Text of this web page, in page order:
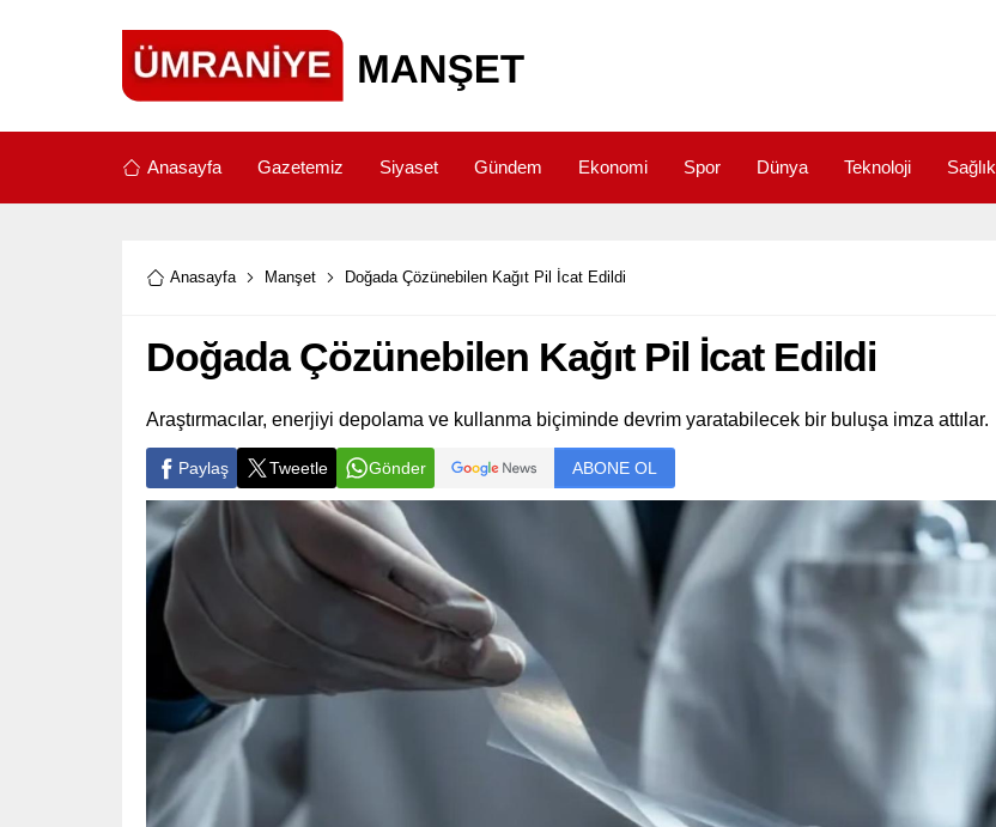
Anasayfa Gazetemiz Siyaset Gündem Ekonomi Spor Dünya Teknoloji Sağlık
Anasayfa Manşet Doğada Çözünebilen Kağıt Pil İcat Edildi
Doğada Çözünebilen Kağıt Pil İcat Edildi
Araştırmacılar, enerjiyi depolama ve kullanma biçiminde devrim yaratabilecek bir buluşa imza attılar.
Paylaş Tweetle Gönder ABONE OL